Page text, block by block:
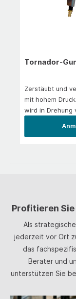
Tornador-
Zerstäubt und
mit hohem
wird in
Profitieren
Als
jederzeit vor Ort
das
Berater und
unterstützen Sie